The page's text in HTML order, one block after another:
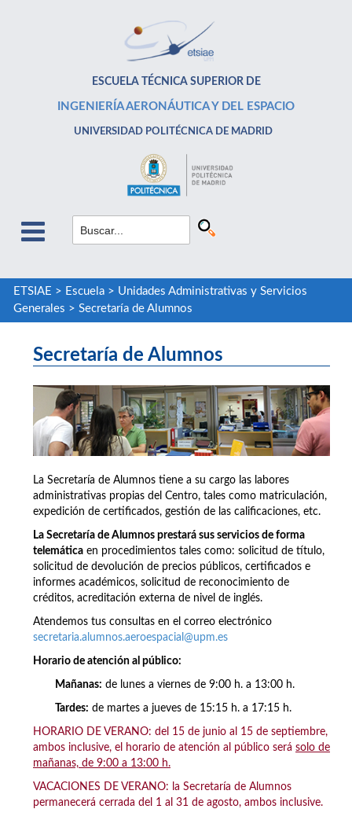
ESCUELA TÉCNICA SUPERIOR DE
INGENIERÍA AERONÁUTICA Y DEL ESPACIO
UNIVERSIDAD POLITÉCNICA DE MADRID
ETSIAE > Escuela> Unidades Administrativas y Servicios
Generales > Secretaría de Alumnos
Secretaría de Alumnos
La Secretaría de Alumnos tiene a su cargo las labores
administrativas propias del Centro, tales como matriculación,
expedición de certificados, gestión de las calificaciones, etc.
La Secretaría de Alumnos prestará sus servicios de forma
telemática en procedimientos tales como: solicitud de título,
solicitud de devolución de precios públicos, certificados e
informes académicos, solicitud de reconocimiento de
créditos, acreditación externa de nivel de inglés.
Atendemos tus consultas en el correo electrónico
secretaria.alumnos.aeroespacial@upm.es
Horario de atención al público:
Mañanas: de lunes a viernes de 9:00 h. a 13:00 h.
Tardes: de martes a jueves de 15:15 h. a 17:15 h.
HORARIO DE VERANO: del 15 de junio al 15 de septiembre,
ambos inclusive, el horario de atención al público será solo de
mañanas, de 9:00 a 13:00 h.
VACACIONES DE VERANO: la Secretaría de Alumnos
permanecerá cerrada del 1 al 31 de agosto, ambos inclusive.